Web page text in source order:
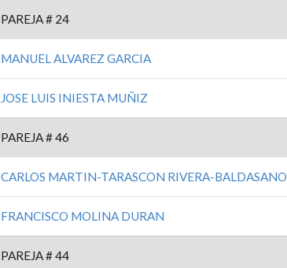
PAREJA # 24
MANUEL ALVAREZ GARCIA
JOSE LUIS INIESTA MUÑIZ
PAREJA # 46
CARLOS MARTIN-TARASCON RIVERA-BALDASANO
FRANCISCO MOLINA DURAN
PAREJA # 44